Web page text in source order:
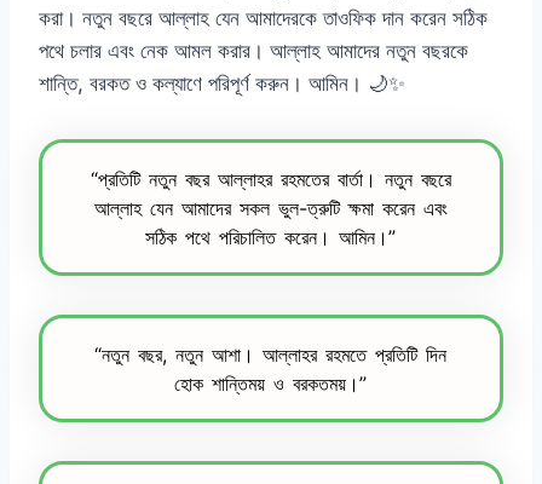
করা। নতুন বছরে আল্লাহ যেন আমাদেরকে তাওফিক দান করেন সঠিক
পথে চলার এবং নেক আমল করার। আল্লাহ আমাদের নতুন বছরকে
শান্তি, বরকত ও কল্যাণে পরিপূর্ণ করুন। আমিন। 🌙✨
“প্রতিটি নতুন বছর আল্লাহর রহমতের বার্তা। নতুন বছরে
আল্লাহ যেন আমাদের সকল ভুল-ত্রুটি ক্ষমা করেন এবং
সঠিক পথে পরিচালিত করেন। আমিন।”
“নতুন বছর, নতুন আশা। আল্লাহর রহমতে প্রতিটি দিন
হোক শান্তিময় ও বরকতময়।”